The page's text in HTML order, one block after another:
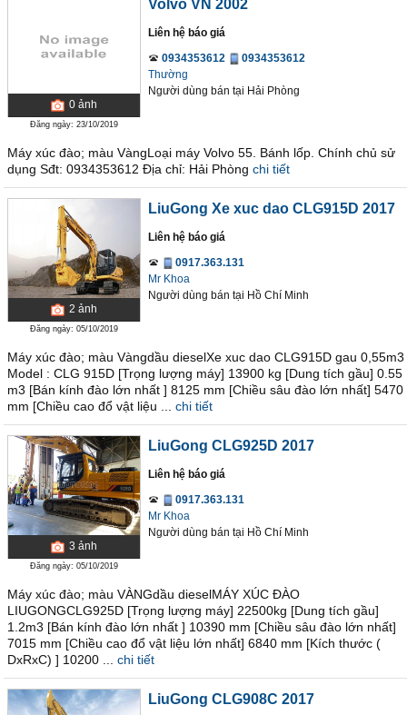
0 ảnh
Đăng ngày: 23/10/2019
Volvo VN 2002
Liên hệ báo giá
0934353612
0934353612
Thường
Người dùng bán tại Hải Phòng
Máy xúc đào; màu VàngLoại máy Volvo 55. Bánh lốp. Chính chủ sử
dụng Sđt: 0934353612 Địa chỉ: Hải Phòng chi tiết
2 ảnh
Đăng ngày: 05/10/2019
LiuGong Xe xuc dao CLG915D 2017
Liên hệ báo giá
0917.363.131
Mr Khoa
Người dùng bán tại Hồ Chí Minh
Máy xúc đào; màu Vàngdầu dieselXe xuc dao CLG915D gau 0,55m3
Model : CLG 915D [Trọng lượng máy] 13900 kg [Dung tích gầu] 0.55
m3 [Bán kính đào lớn nhất ] 8125 mm [Chiều sâu đào lớn nhất] 5470
mm [Chiều cao đổ vật liệu ...
chi tiết
3 ảnh
Đăng ngày: 05/10/2019
LiuGong CLG925D 2017
Liên hệ báo giá
0917.363.131
Mr Khoa
Người dùng bán tại Hồ Chí Minh
Máy xúc đào; màu VÀNGdầu dieselMÁY XÚC ĐÀO
LIUGONGCLG925D [Trọng lượng máy] 22500kg [Dung tích gầu]
1.2m3 [Bán kính đào lớn nhất ] 10390 mm [Chiều sâu đào lớn nhất]
7015 mm [Chiều cao đổ vật liệu lớn nhất] 6840 mm [Kích thước (
DxRxC) ] 10200 ...
chi tiết
LiuGong CLG908C 2017